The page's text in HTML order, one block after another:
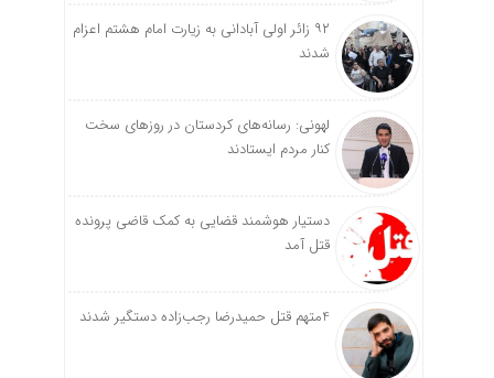
۹۲ زائر اولی آبادانی به زیارت امام هشتم اعزام
شدند
لهونی: رسانه‌های کردستان در روزهای سخت
کنار مردم ایستادند
دستیار هوشمند قضایی به کمک قاضی پرونده
قتل آمد
4متهم قتل حمیدرضا رجب‌زاده دستگیر شدند